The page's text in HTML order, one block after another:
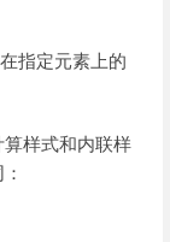
指定元素上的
算样式和内联样